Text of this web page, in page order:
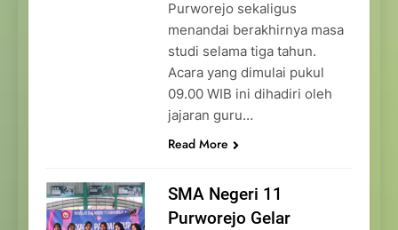
Purworejo sekaligus
menandai berakhirnya masa
studi selama tiga tahun.
Acara yang dimulai pukul
09.00 WIB ini dihadiri oleh
jajaran guru…
Read More
SMA Negeri 11
Purworejo Gelar